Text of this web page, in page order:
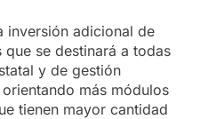
inversión adicional de
se destinará a todas
y de gestión
más módulos
tienen mayor cantidad